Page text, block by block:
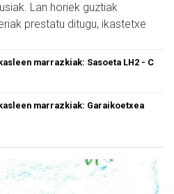
Lan horiek guztiak
prestatu ditugu, ikastetxe
marrazkiak: Sasoeta LH2 - C
marrazkiak: Garaikoetxea